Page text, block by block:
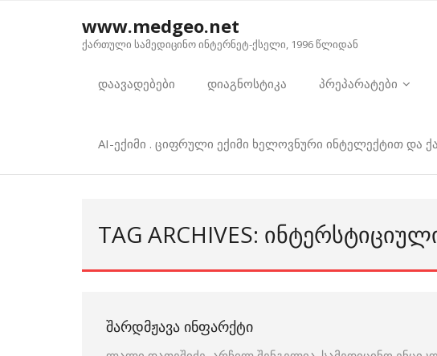
www.medgeo.net
ქართული სამედიცინო ინტერნეტ-ქსელი, 1996 წლიდან
დაავადებები დიაგნოსტიკა პრეპარატები
AI-ექიმი . ციფრული ექიმი ხელოვნური ინტელექტით და
TAG ARCHIVES:
ᲨᲐᲠᲓᲛᲟᲐᲕᲐ ᲘᲜᲤᲐᲠᲥᲢᲘ